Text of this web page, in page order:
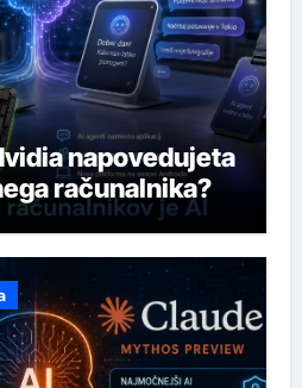
napovedujeta
računalnika?